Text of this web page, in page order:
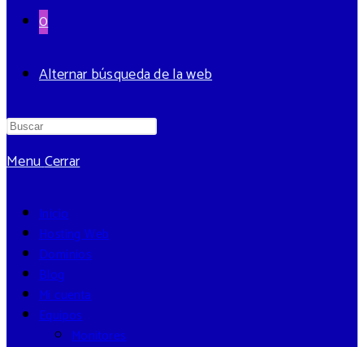
0
Alternar búsqueda de la web
MenuCerrar
Inicio
Hosting Web
Dominios
Blog
Mi cuenta
Equipos
Monitores